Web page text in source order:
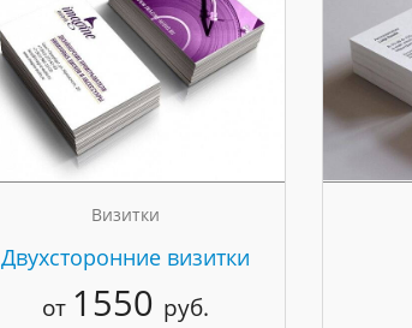
Визитки
Двухсторонние визитки
от 1550 руб.